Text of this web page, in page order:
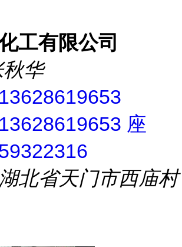
工有限公司
秋华
13628619653
座
北省天门市西庙村